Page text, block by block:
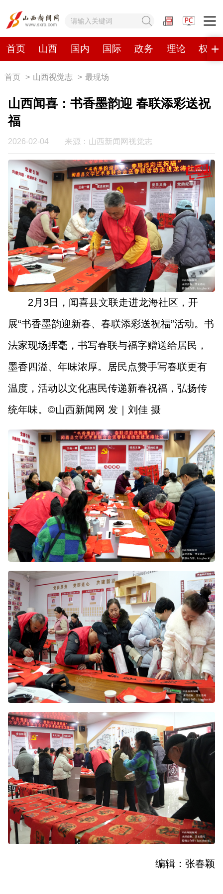
首页 山西 国内 国际 政务 理论 权威
网站地图
首页 山西
政务 理论 权威发布 原创
山西视觉志 手机报
数字报刊
山西日报 山西晚报 山西经济日报 山西农民报
山西市场导报 山西法治报
地方频道
大同 朔州 忻州 吕梁
晋中 阳泉 长治 晋城
首页 > 山西视觉志 > 最现场
山西闻喜：书香墨韵迎 春联添彩送祝
福
2026-02-04 来源：山西新闻网视觉志
2月3日，闻喜县文联走进龙海社区，开
展“书香墨韵迎新春、春联添彩送祝福”活动。书
法家现场挥毫，书写春联与福字赠送给居民，
墨香四溢、年味浓厚。居民点赞手写春联更有
温度，活动以文化惠民传递新春祝福，弘扬传
统年味。©山西新闻网 发｜刘佳 摄
编辑：张春颖